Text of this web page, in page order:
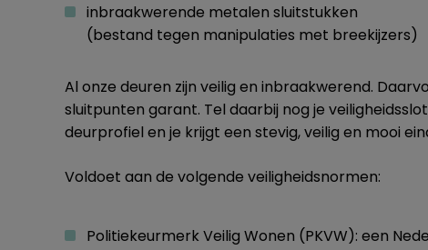
inbraakwerende metalen sluitstukken
(bestand tegen manipulaties met breekijzers)
Al onze deuren zijn veilig en inbraakwerend.
sluitpunten garant. Tel daarbij nog je
deurprofiel en je krijgt een stevig, veilig en mooi
Voldoet aan de volgende veiligheidsnormen:
Politiekeurmerk Veilig Wonen (PKVW): een